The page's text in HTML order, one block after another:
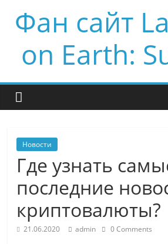
Фан сайт
on Earth:
Новости
Где узнать
последние
криптовалюты?
21.06.2020 admin 0 Comments